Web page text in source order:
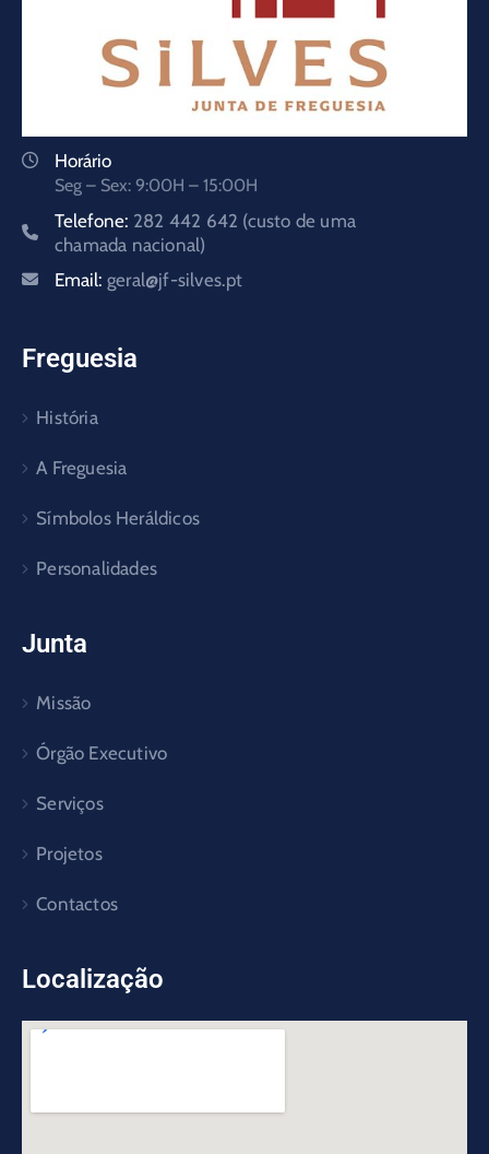
Horário
Seg – Sex: 9:00H – 15:00H
Telefone: 282 442 642 (custo de uma
chamada nacional)
Email: geral@jf-silves.pt
Freguesia
História
A Freguesia
Símbolos Heráldicos
Personalidades
Junta
Missão
Órgão Executivo
Serviços
Projetos
Contactos
Localização